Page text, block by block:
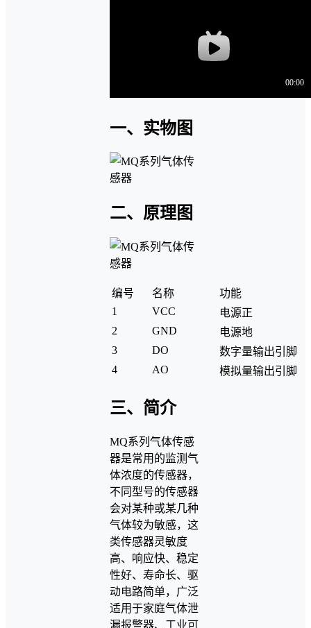
一、实物图
二、原理图
编号 名称
功能
1
VCC
电源正
2
GND
电源地
3
DO
数字量输出引脚
4
AO 模拟量输出引脚
三、简介
MQ系列气体传感
器是常用的监测气
体浓度的传感器，
不同型号的传感器
会对某种或某几种
气体较为敏感，这
类传感器灵敏度
高、响应快、稳定
性好、寿命长、驱
动电路简单，广泛
适用于家庭气体泄
漏报警器、工业可